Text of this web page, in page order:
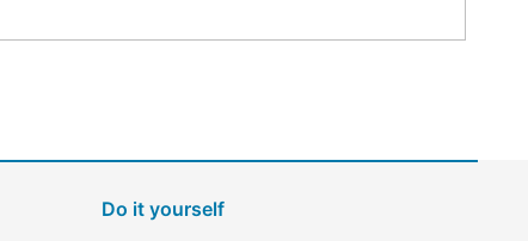
Do it yourself